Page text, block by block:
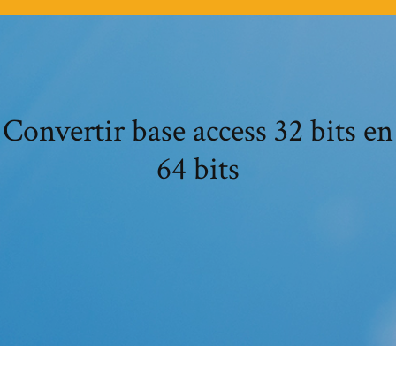
Convertir base access 32 bits en
64 bits